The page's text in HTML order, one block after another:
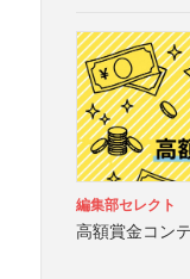
編集部セレクト
高額賞金コン